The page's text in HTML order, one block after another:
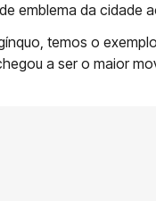
emblema da cidade
temos o
a ser o maior